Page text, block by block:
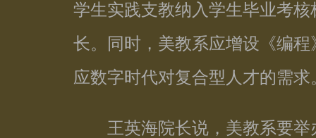
学生实践支教纳入学生毕业考
长。同时，美教系应增设《编
应数字时代对复合型人才的需求
王英海院长说，美教系要举